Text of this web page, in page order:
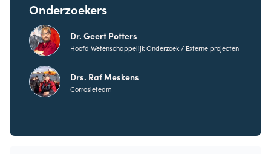
Onderzoekers
Dr. Geert Potters
Hoofd Wetenschappelijk Onderzoek / Externe projecten
Drs. Raf Meskens
Corrosieteam